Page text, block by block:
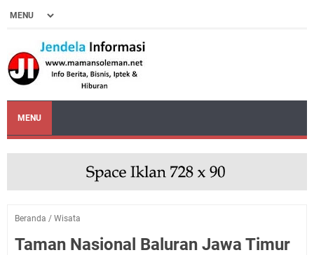
MENU
Beranda / Wisata
Taman Nasional Baluran Jawa Timur